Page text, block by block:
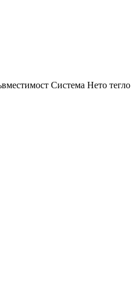
Система Нето тегло